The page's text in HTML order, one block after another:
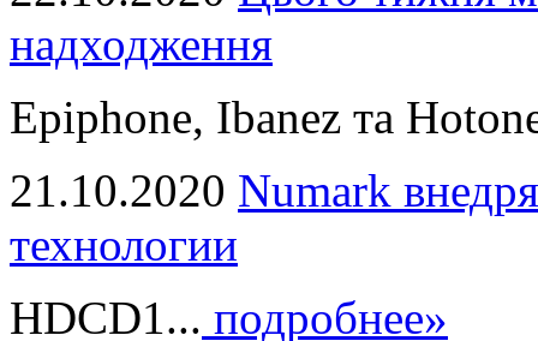
надходження
Epiphone, Ibanez та
21.10.2020 Numark
технологии
HDCD1... подробнее»